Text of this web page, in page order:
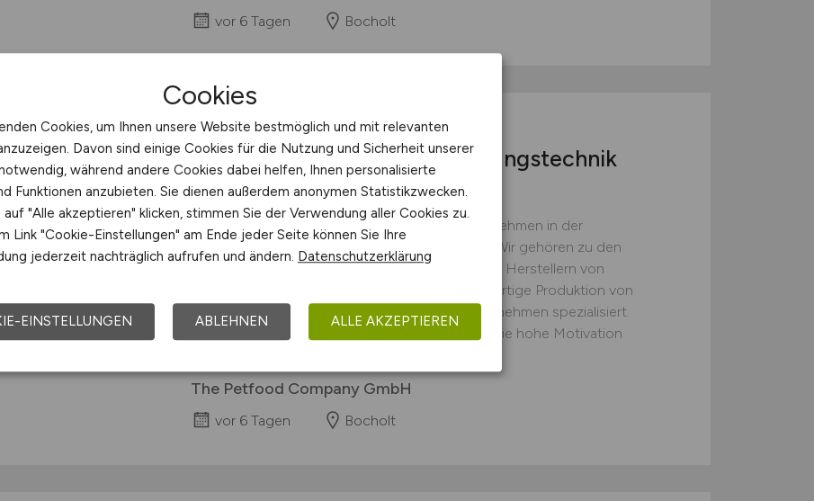
vor 6 Tagen Bocholt
SPS-
Programmierer/Automatisierungstechnik
(m/w/d)
Die The Petfood Company GmbH ist als Unternehmen in der
Heimtiernahrung am deutschen Markt gesetzt. Wir gehören zu den
modernsten Unternehmen unter den deutschen Herstellern von
Heimtiernahrung und haben uns auf die hochwertige Produktion von
White Label / Handelsmarken für Industrieunternehmen spezialisiert.
Grundlage unseres wirtschaftlichen Erfolgs ist die hohe Motivation
The Petfood Company GmbH
vor 6 Tagen Bocholt
Cookies
Cookies, um Ihnen unsere Website bestmöglich und mit relevanten
Davon sind einige Cookies für die Nutzung und Sicherheit unserer
während andere Cookies dabei helfen, Ihnen personalisierte
Funktionen anzubieten. Sie dienen außerdem anonymen Statistikzwecken.
auf "Alle akzeptieren" klicken, stimmen Sie der Verwendung aller Cookies zu.
Link "Cookie-Einstellungen" am Ende jeder Seite können Sie Ihre
jederzeit nachträglich aufrufen und ändern. Datenschutzerklärung
EINSTELLUNGEN ABLEHNEN ALLE AKZEPTIEREN